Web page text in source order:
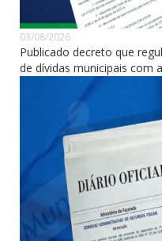
03/08/2026
Publicado decreto que
de dívidas municipais com